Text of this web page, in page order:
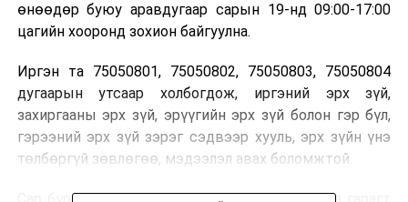
өнөөдөр буюу аравдугаар сарын 19-нд 09:00-17:00
цагийн хооронд зохион байгуулна.
Иргэн та 75050801, 75050802, 75050803, 75050804
дугаарын утсаар холбогдож, иргэний эрх зүй,
захиргааны эрх зүй, эрүүгийн эрх зүй болон гэр бүл,
гэрээний эрх зүй зэрэг сэдвээр хууль, эрх зүйн үнэ
төлбөргүй зөвлөгөө, мэдээлэл авах боломжтой.